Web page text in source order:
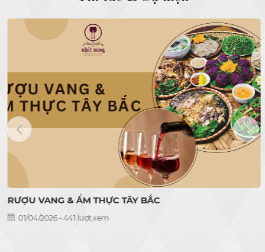
RƯỢU VANG & ẨM THỰC TÂY BẮC
01/04/2026 - 441 lượt xem